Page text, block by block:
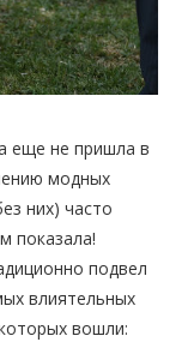
еще не пришла в
модных
них) часто
показала!
подвел
влиятельных
вошли: